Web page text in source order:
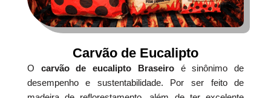
Carvão de Eucalipto
O carvão de eucalipto Braseiroé sinônimo de
desempenho e sustentabilidade. Por ser feito de